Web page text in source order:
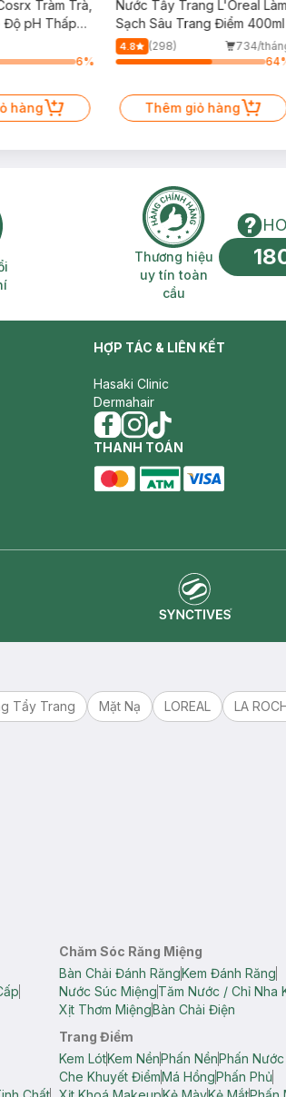
Tràm Trà,
Độ pH Thấp
6%
hàng
Nước Tẩy Trang L'Oreal Làm
Sạch Sâu Trang Điểm 400ml
4.8 (298)
734/
64
Thêm giỏ hàng
đổi trả miễn phí Thương hiệu uy
Thương hiệu
uy tín toàn
cầu
HỢP TÁC & LIÊN KẾT
Hasaki Clinic
Dermahair
facebook
instagram
tiktok
THANH TOÁN
Tẩy Trang Mặt Nạ LOREAL LA
Chăm Sóc Răng Miệng
Bàn Chải Đánh RăngKem Đánh Răng
Nước Súc MiệngTăm Nước / Chỉ Nha
Xịt Thơm MiệngBàn Chải Điện
Trang Điểm
Kem LótKem NềnPhấn NềnPhấn
Che Khuyết ĐiểmMá HồngPhấn Phủ